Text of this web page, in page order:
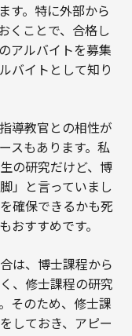
す。特に外部から
くことで、合格し
アルバイトを募集
バイトとして知り
導教官との相性が
スもあります。私
の研究だけど、博
」と言っていまし
確保できるかも死
おすすめです。
は、博士課程から
、修士課程の研究
そのため、修士課
しておき、アピー